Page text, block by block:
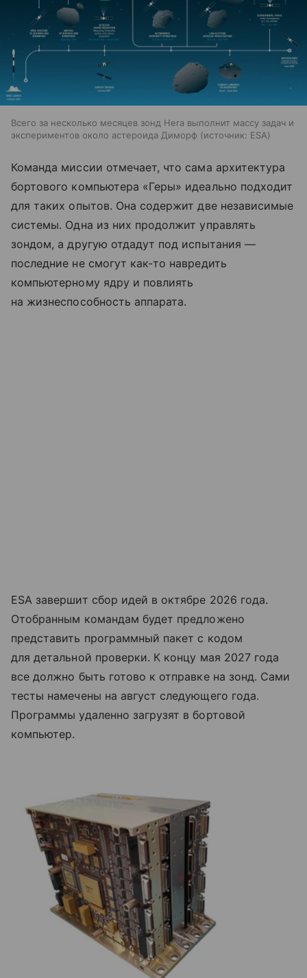
Всего за несколько месяцев зонд Hera выполнит массу задач и
экспериментов около астероида Диморф
источник: ESA
Команда миссии отмечает, что сама архитектура
бортового компьютера «Геры» идеально подходит
для таких опытов. Она содержит две независимые
системы. Одна из них продолжит управлять
зондом, а другую отдадут под испытания —
последние не смогут как-то навредить
компьютерному ядру и повлиять
на жизнеспособность аппарата.
ESA завершит сбор идей в октябре 2026 года.
Отобранным командам будет предложено
представить программный пакет с кодом
для детальной проверки. К концу мая 2027 года
все должно быть готово к отправке на зонд. Сами
тесты намечены на август следующего года.
Программы удаленно загрузят в бортовой
компьютер.